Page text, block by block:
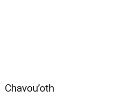
Chavou’oth